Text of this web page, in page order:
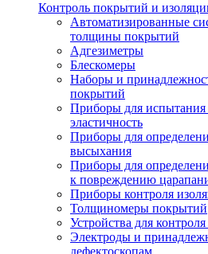
Контроль покрытий и
Автоматизированные
толщины покрытий
Адгезиметры
Блескомеры
Наборы и
покрытий
Приборы для
эластичность
Приборы для
высыхания
Приборы для
к повреждению
Приборы контроля
Толщиномеры покрытий
Устройства для
Электроды и
дефектоскопам